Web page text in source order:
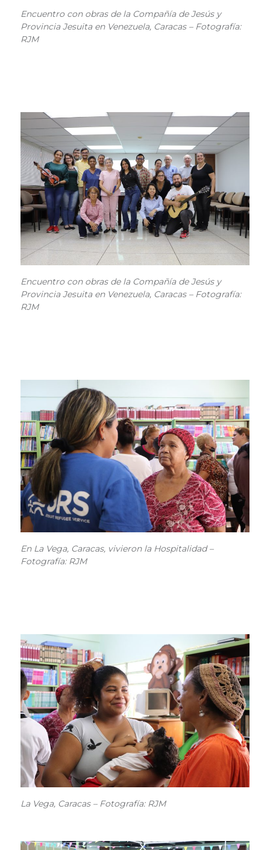
Encuentro con obras de la Compañía de Jesús y
Provincia Jesuita en Venezuela, Caracas – Fotografía:
RJM
Encuentro con obras de la Compañía de Jesús y
Provincia Jesuita en Venezuela, Caracas – Fotografía:
RJM
En La Vega, Caracas, vivieron la Hospitalidad –
Fotografía: RJM
La Vega, Caracas – Fotografía: RJM